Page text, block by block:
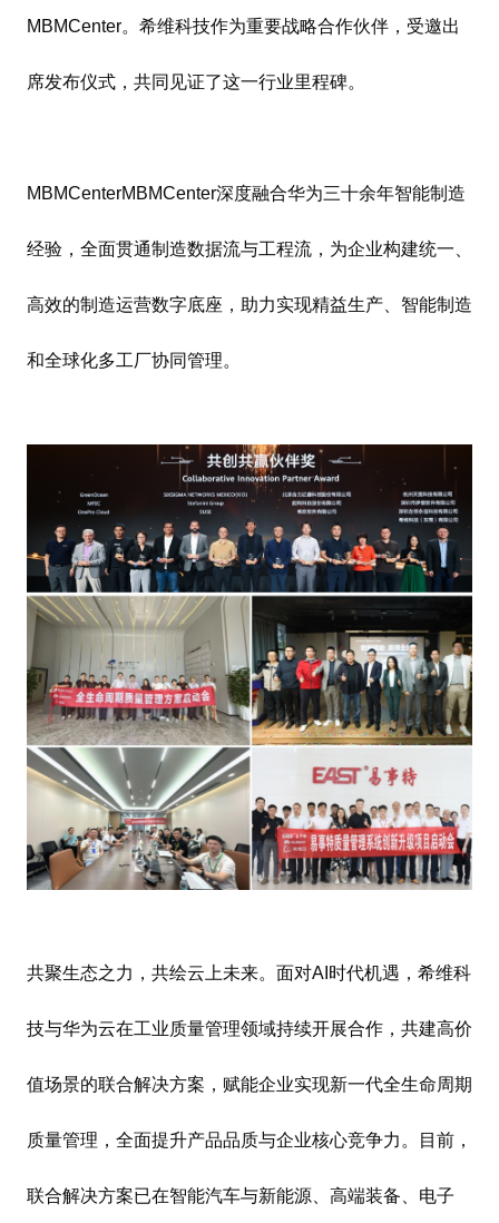
MBMCenter。希维科技作为重要战略合作伙伴，受邀出
席发布仪式，共同见证了这一行业里程碑。
MBMCenterMBMCenter深度融合华为三十余年智能制造
经验，全面贯通制造数据流与工程流，为企业构建统一、
高效的制造运营数字底座，助力实现精益生产、智能制造
和全球化多工厂协同管理。
共聚生态之力，共绘云上未来。面对AI时代机遇，希维科
技与华为云在工业质量管理领域持续开展合作，共建高价
值场景的联合解决方案，赋能企业实现新一代全生命周期
质量管理，全面提升产品品质与企业核心竞争力。目前，
联合解决方案已在智能汽车与新能源、高端装备、电子